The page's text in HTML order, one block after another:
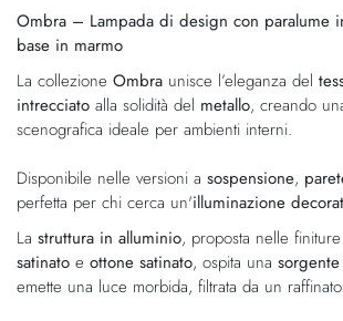
galleria
di
immagini
di
immagini
Ombra – Lampada di design con paralume
base in marmo
La collezione Ombra unisce l’eleganza del
intrecciato alla solidità del metallo, creando
scenografica ideale per ambienti interni.
Disponibile nelle versioni a sospensione,
perfetta per chi cerca un'illuminazione
La struttura in alluminio, proposta nelle finiture
satinato e ottone satinato, ospita una
emette una luce morbida, filtrata da un